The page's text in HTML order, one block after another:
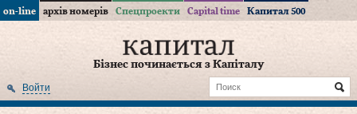
on-line архів номерів Спецпроекти Capital time Капитал 500
Бізнес починається з Капіталу
Войти